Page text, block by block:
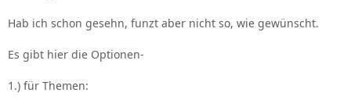
Hab ich schon gesehn, funzt aber nicht so, wie gewünscht.
Es gibt hier die Optionen-
1.) für Themen: